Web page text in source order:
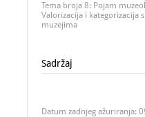
Tema broja 8: Pojam
Valorizacija i kategorizacija
muzejima
Sadržaj
Datum zadnjeg ažuriranja: